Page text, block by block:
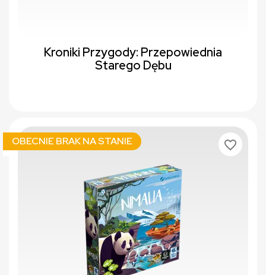
Kroniki Przygody: Przepowiednia
Starego Dębu
OBECNIE BRAK NA STANIE favorite_border